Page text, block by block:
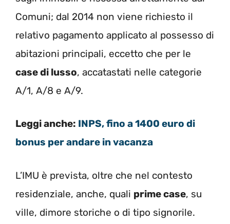
Comuni; dal 2014 non viene richiesto il
relativo pagamento applicato al possesso di
abitazioni principali, eccetto che per le
case di lusso, accatastati nelle categorie
A/1, A/8 e A/9.
Leggi anche: INPS, fino a 1400 euro di
bonus per andare in vacanza
L’IMU è prevista, oltre che nel contesto
residenziale, anche, quali prime case, su
ville, dimore storiche o di tipo signorile.